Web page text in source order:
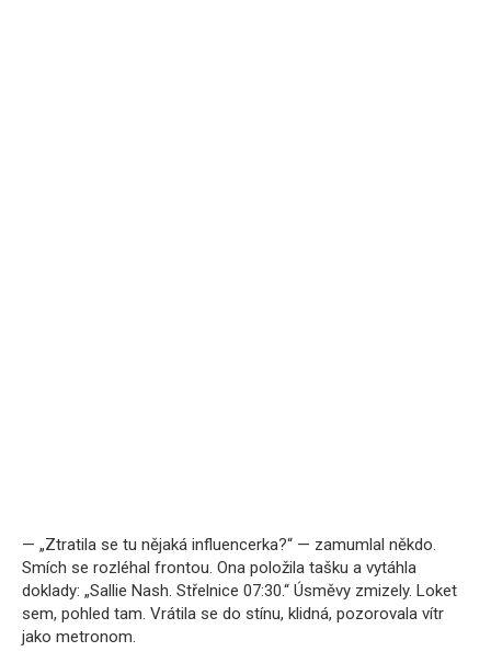
— „Ztratila se tu nějaká influencerka?“ — zamumlal někdo.
Smích se rozléhal frontou. Ona položila tašku a vytáhla
doklady: „Sallie Nash. Střelnice 07:30.“ Úsměvy zmizely. Loket
sem, pohled tam. Vrátila se do stínu, klidná, pozorovala vítr
jako metronom.